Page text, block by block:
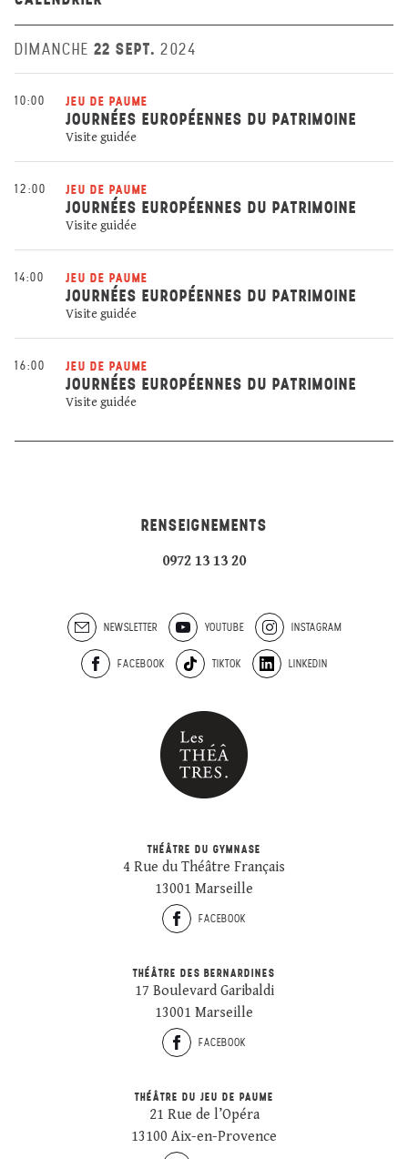
DIMANCHE 22 SEPT. 2024
10:00 JEU DE PAUME
JOURNÉES EUROPÉENNES DU PATRIMOINE
Visite guidée
12:00 JEU DE PAUME
JOURNÉES EUROPÉENNES DU PATRIMOINE
Visite guidée
14:00 JEU DE PAUME
JOURNÉES EUROPÉENNES DU PATRIMOINE
Visite guidée
16:00 JEU DE PAUME
JOURNÉES EUROPÉENNES DU PATRIMOINE
Visite guidée
RENSEIGNEMENTS
0972 13 13 20
NEWSLETTER YOUTUBE INSTAGRAM
FACEBOOK TIKTOK LINKEDIN
THÉÂTRE DU GYMNASE
4 Rue du Théâtre Français
13001 Marseille
FACEBOOK
THÉÂTRE DES BERNARDINES
17 Boulevard Garibaldi
13001 Marseille
FACEBOOK
THÉÂTRE DU JEU DE PAUME
21 Rue de l’Opéra
13100 Aix-en-Provence